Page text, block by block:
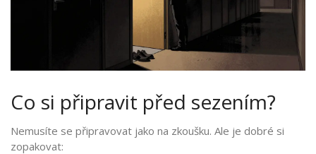
Co si připravit před sezením?
Nemusíte se připravovat jako na zkoušku. Ale je dobré si
zopakovat: